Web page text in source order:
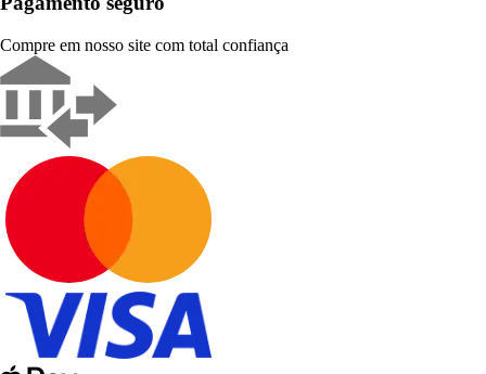
Compre em nosso site com total confiança